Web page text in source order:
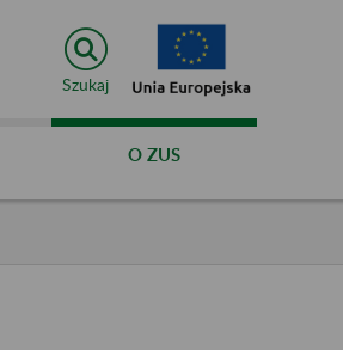
Szukaj
O ZUS